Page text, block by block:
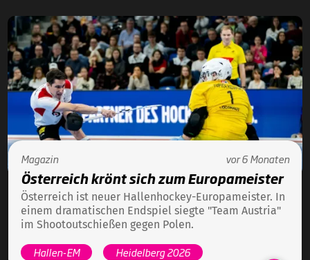
Magazin vor 6 Monaten
Österreich krönt sich zum Europameister
Österreich ist neuer Hallenhockey-Europameister. In
einem dramatischen Endspiel siegte "Team Austria"
im Shootoutschießen gegen Polen.
Hallen-EM Heidelberg 2026